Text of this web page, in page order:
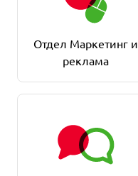
Отдел Маркетинг и
реклама